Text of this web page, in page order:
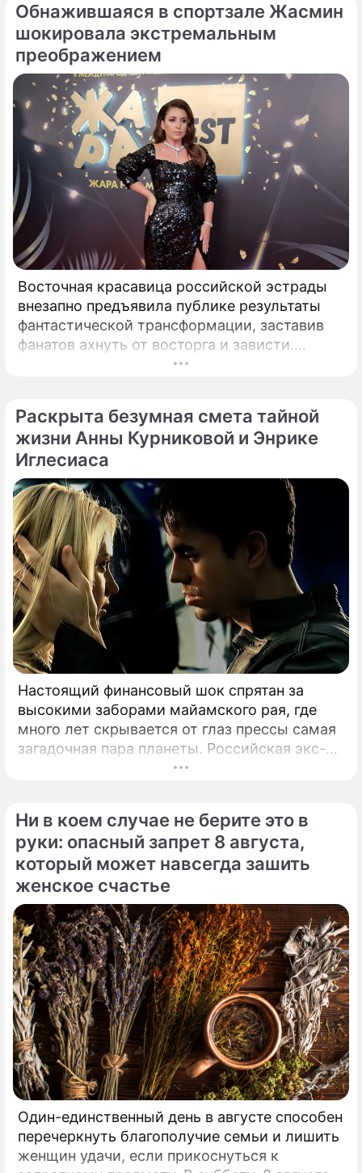
Обнажившаяся в спортзале Жасмин
шокировала экстремальным
преображением
Восточная красавица российской эстрады
внезапно предъявила публике результаты
фантастической трансформации, заставив
фанатов ахнуть от восторга и зависти.
Знаменитая певица Жасмин всегда
спровоцировали настоящую бурю в Сети.
Раскрыта безумная смета тайной
жизни Анны Курниковой и Энрике
Иглесиаса
Настоящий финансовый шок спрятан за
высокими заборами майамского рая, где
много лет скрывается от глаз прессы самая
загадочная пара планеты. Российская экс-
теннисистка Анна Курникова и испанский
самых закрытых и непубличных пар
мирового шоу-бизнеса.
Ни в коем случае не берите это в
руки: опасный запрет 8 августа,
который может навсегда зашить
женское счастье
Один-единственный день в августе способен
перечеркнуть благополучие семьи и лишить
женщин удачи, если прикоснуться к